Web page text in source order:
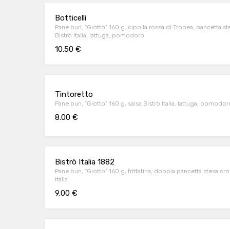
Botticelli
Pane bun, "Giotto" 160 g, cipolla rossa di Tropea, pancetta
Bistrò Italia, lattuga, pomodoro
10.50 €
Tintoretto
Pane bun, "Giotto" 160 g, salsa Bistrò Italia, lattuga,
8.00 €
Bistrò Italia 1882
Pane bun, "Giotto" 160 g, frittatina, doppia pancetta stesa
Italia
9.00 €